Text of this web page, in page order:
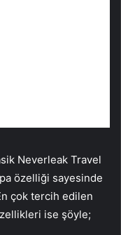
Neverleak Travel
özelliği sayesinde
çok tercih edilen
ise şöyle;